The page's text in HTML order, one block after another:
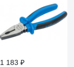
1 183 ₽